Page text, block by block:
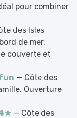
pour combiner
des Isles
de mer,
couverte et
— Côte des
Ouverture
— Côte des